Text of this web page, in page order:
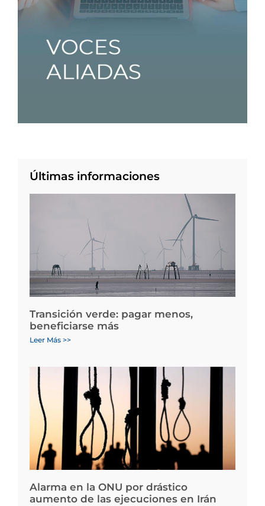
Últimas informaciones
Transición verde: pagar menos,
beneficiarse más
Leer Más >>
Alarma en la ONU por drástico
aumento de las ejecuciones en Irán